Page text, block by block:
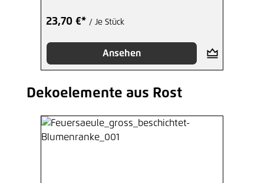
23,70 €* / Je Stück
Ansehen
Produktgalerie überspringen
Dekoelemente aus Rost